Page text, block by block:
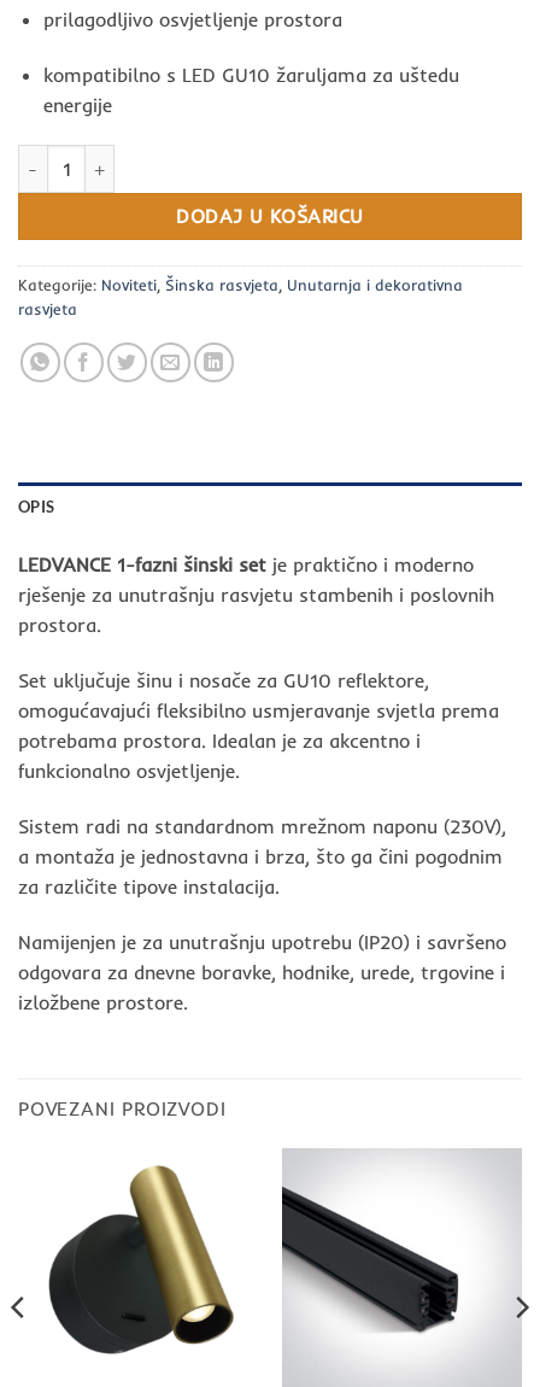
prilagodljivo osvjetljenje prostora
kompatibilno s LED GU10 žaruljama za uštedu
energije
DODAJ U KOŠARICU
Kategorije: Noviteti, Šinska rasvjeta, Unutarnja i dekorativna
rasvjeta
OPIS
LEDVANCE 1-fazni šinski set je praktično i moderno
rješenje za unutrašnju rasvjetu stambenih i poslovnih
prostora.
Set uključuje šinu i nosače za GU10 reflektore,
omogućavajući fleksibilno usmjeravanje svjetla prema
potrebama prostora. Idealan je za akcentno i
funkcionalno osvjetljenje.
Sistem radi na standardnom mrežnom naponu (230V),
a montaža je jednostavna i brza, što ga čini pogodnim
za različite tipove instalacija.
Namijenjen je za unutrašnju upotrebu (IP20) i savršeno
odgovara za dnevne boravke, hodnike, urede, trgovine i
izložbene prostore.
POVEZANI PROIZVODI